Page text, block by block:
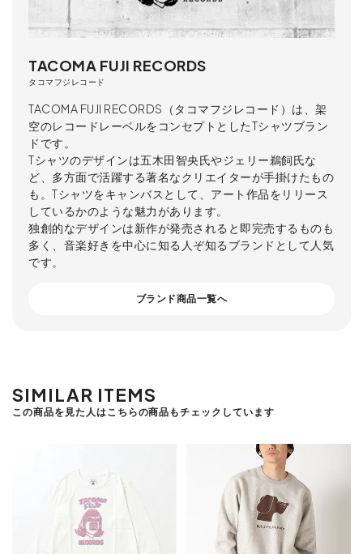
TACOMA FUJI RECORDS
タコマフジレコード
TACOMA FUJI RECORDS（タコマフジレコード）は、架
空のレコードレーベルをコンセプトとしたTシャツブラン
ドです。
Tシャツのデザインは五木田智央氏やジェリー鵜飼氏な
ど、多方面で活躍する著名なクリエイターが手掛けたもの
も。Tシャツをキャンバスとして、アート作品をリリース
しているかのような魅力があります。
独創的なデザインは新作が発売されると即完売するものも
多く、音楽好きを中心に知る人ぞ知るブランドとして人気
です。
ブランド商品一覧へ
SIMILAR ITEMS
この商品を見た人はこちらの商品もチェックしています